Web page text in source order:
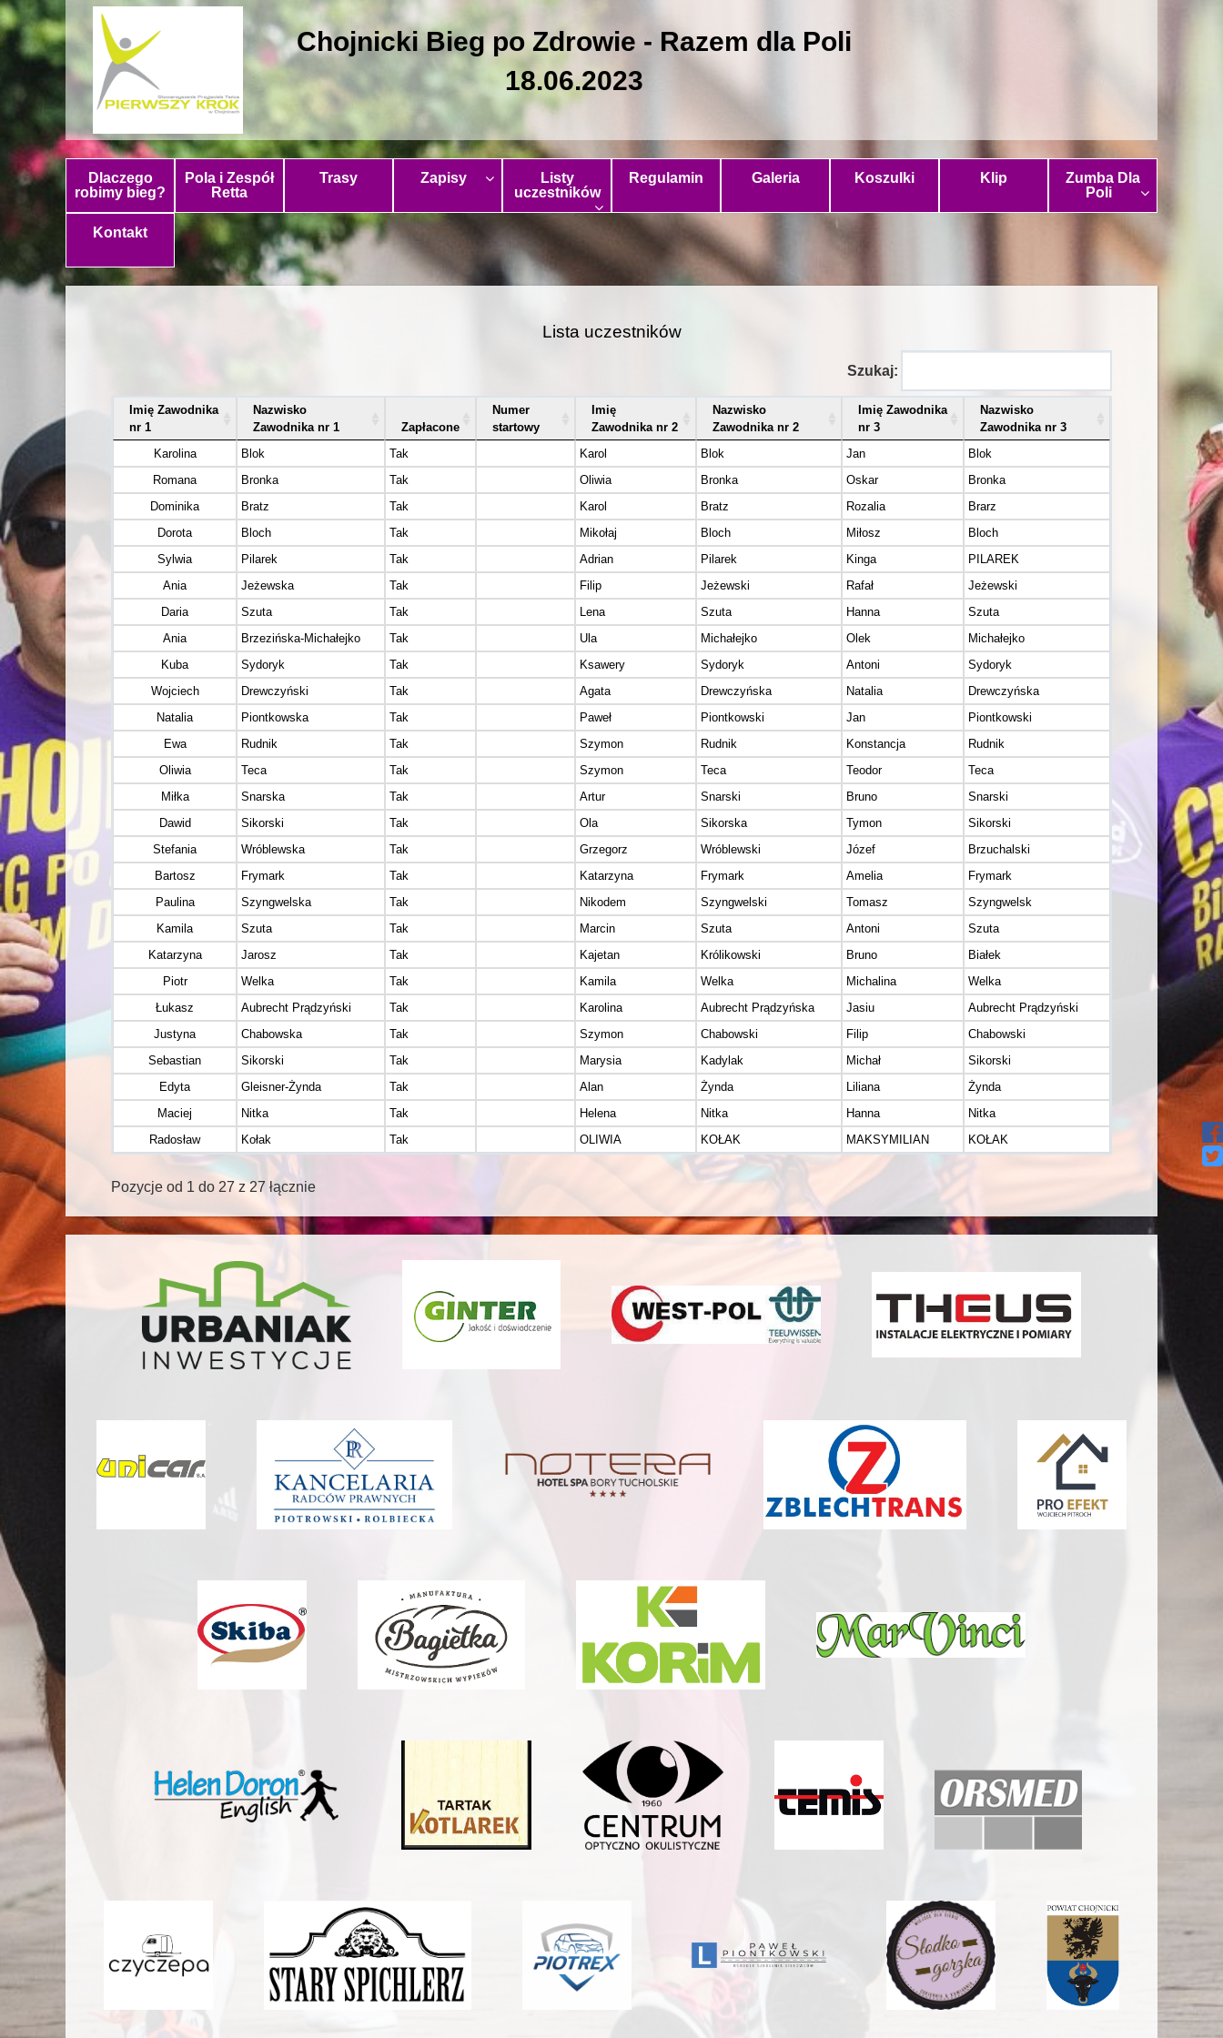
Chojnicki Bieg po Zdrowie - Razem dla Poli
18.06.2023
Dlaczego
robimy bieg?
Pola i Zespół
Retta
Trasy Zapisy
Listy
uczestników
Regulamin Galeria Koszulki Klip
Zumba Dla
Poli
Kontakt
Lista uczestników
Szukaj:
Imię Zawodnika
nr 1
Nazwisko
Zawodnika nr 1
Zapłacone
Numer
startowy
Imię
Zawodnika nr 2
Nazwisko
Zawodnika nr 2
Imię Zawodnika
nr 3
Nazwisko
Zawodnika nr 3
Karolina
Blok Tak Karol Blok Jan
Blok
Romana
Bronka Tak Oliwia Bronka Oskar
Bronka
Dominika
Bratz Tak Karol Bratz Rozalia
Brarz
Dorota
Bloch Tak Mikołaj Bloch Miłosz
Bloch
Sylwia
Pilarek Tak Adrian Pilarek Kinga
PILAREK
Ania
Jeżewska Tak Filip Jeżewski Rafał
Jeżewski
Daria
Szuta Tak Lena Szuta Hanna
Szuta
Ania
Brzezińska-Michałejko Tak Ula Michałejko Olek
Michałejko
Kuba
Sydoryk Tak Ksawery Sydoryk Antoni
Sydoryk
Wojciech
Drewczyński Tak Agata Drewczyńska Natalia
Drewczyńska
Natalia
Piontkowska Tak Paweł Piontkowski Jan
Piontkowski
Ewa
Rudnik Tak Szymon Rudnik Konstancja
Rudnik
Oliwia
Teca Tak Szymon Teca Teodor
Teca
Miłka
Snarska Tak Artur Snarski Bruno
Snarski
Dawid
Sikorski Tak Ola Sikorska Tymon
Sikorski
Stefania
Wróblewska Tak Grzegorz Wróblewski Józef
Brzuchalski
Bartosz
Frymark Tak Katarzyna Frymark Amelia
Frymark
Paulina
Szyngwelska Tak Nikodem Szyngwelski Tomasz
Szyngwelsk
Kamila
Szuta Tak Marcin Szuta Antoni
Szuta
Katarzyna
Jarosz Tak Kajetan Królikowski Bruno
Białek
Piotr
Welka Tak Kamila Welka Michalina
Welka
Łukasz
Aubrecht Prądzyński Tak Karolina Aubrecht Prądzyńska Jasiu
Aubrecht Prądzyński
Justyna
Chabowska Tak Szymon Chabowski Filip
Chabowski
Sebastian
Sikorski Tak Marysia Kadylak Michał
Sikorski
Edyta
Gleisner-Żynda Tak Alan Żynda Liliana
Żynda
Maciej
Nitka Tak Helena Nitka Hanna
Nitka
Radosław
Kołak Tak OLIWIA KOŁAK MAKSYMILIAN KOŁAK
Pozycje od 1 do 27 z 27 łącznie